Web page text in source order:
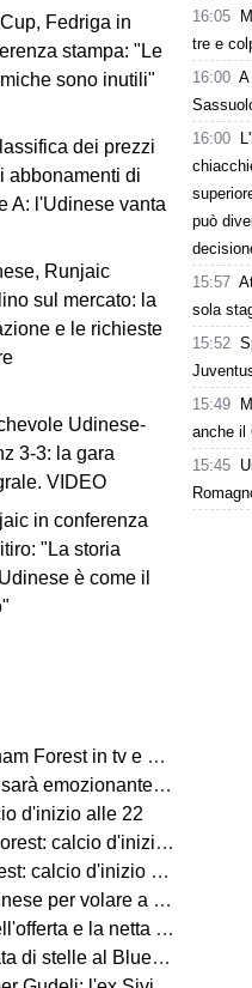
Fedriga in
stampa: "Le
sono inutili"
dei prezzi
abbonamenti di
A: l'Udinese vanta
Runjaic
sul mercato: la
e le richieste
Udinese-
3-3: la gara
VIDEO
in conferenza
"La storia
è come il
streaming | FVG Cup
proveremo a vincere"
d'inizio alle 22
d'inizio alle 21
d'inizio alle 20
Le 3 assenze di Flick
dell'Udinese
Bluenergy Stadium
16:05
tre e
16:00
16:00
può
15:57
sola
15:52
15:49
anche il
15:45